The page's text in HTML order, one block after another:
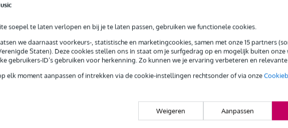
soepel te laten verlopen en bij je te laten passen, gebruiken we functionele cookies.
we daarnaast voorkeurs-, statistische en marketingcookies, samen met onze 15 partners
Staten). Deze cookies stellen ons in staat om je surfgedrag op en mogelijk buiten onze
gebruikers-ID’s gebruiken voor herkenning. Zo kunnen we je ervaring verbeteren en
elk moment aanpassen of intrekken via de cookie-instellingen rechtsonder of via onze
Weigeren Aanpassen
In mijn winkelwagen
3 jaar Bax Music garantie
Gratis retourneren